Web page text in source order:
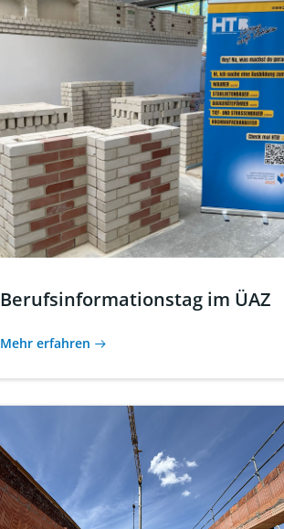
Berufsinformationstag im ÜAZ
Mehr erfahren